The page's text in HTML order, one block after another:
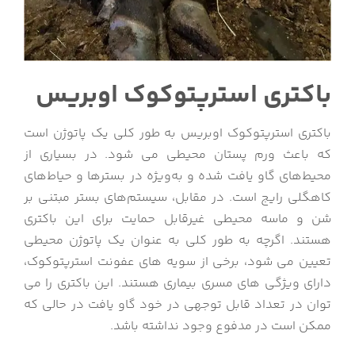
باکتری استرپتوکوک اوبریس
باکتری استرپتوکوک اوبریس به طور کلی یک پاتوژن است
که باعث ورم پستان محیطی می شود. در بسیاری از
محیط‌های گاو یافت شده و به‌ویژه در بسترها و حیاط‌های
کاهگلی رایج است. در مقابل، سیستم‌های بستر مبتنی بر
شن و ماسه محیطی غیرقابل حمایت برای این باکتری
هستند. اگرچه به طور کلی به عنوان یک پاتوژن محیطی
تعیین می شود، برخی از سویه های عفونت استرپتوكوك،
دارای ویژگی های مسری بیماری هستند. این باکتری را می
توان در تعداد قابل توجهی در خود گاو یافت در حالی که
ممکن است در مدفوع وجود نداشته باشد.